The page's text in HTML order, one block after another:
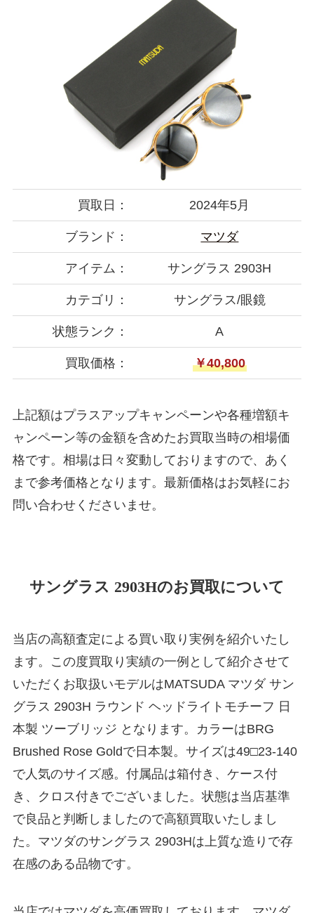
買取日： 2024年5月
ブランド： マツダ
アイテム： サングラス 2903H
カテゴリ： サングラス/眼鏡
状態ランク： A
買取価格： ￥40,800
上記額はプラスアップキャンペーンや各種増額キ
ャンペーン等の金額を含めたお買取当時の相場価
格です。相場は日々変動しておりますので、あく
まで参考価格となります。最新価格はお気軽にお
問い合わせくださいませ。
サングラス 2903Hのお買取について
当店の高額査定による買い取り実例を紹介いたし
ます。この度買取り実績の一例として紹介させて
いただくお取扱いモデルはMATSUDA マツダ サン
グラス 2903H ラウンド ヘッドライトモチーフ 日
本製 ツーブリッジ となります。カラーはBRG
Brushed Rose Goldで日本製。サイズは49□23-140
で人気のサイズ感。付属品は箱付き、ケース付
き、クロス付きでございました。状態は当店基準
で良品と判断しましたので高額買取いたしまし
た。マツダのサングラス 2903Hは上質な造りで存
在感のある品物です。